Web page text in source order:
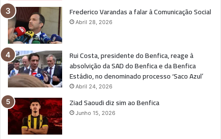
Frederico Varandas a falar à Comunicação Social
Abril 28, 2026
Rui Costa, presidente do Benfica, reage à
absolvição da SAD do Benfica e da Benfica
Estádio, no denominado processo ‘Saco Azul’
Abril 24, 2026
Ziad Saoudi diz sim ao Benfica
Junho 15, 2026